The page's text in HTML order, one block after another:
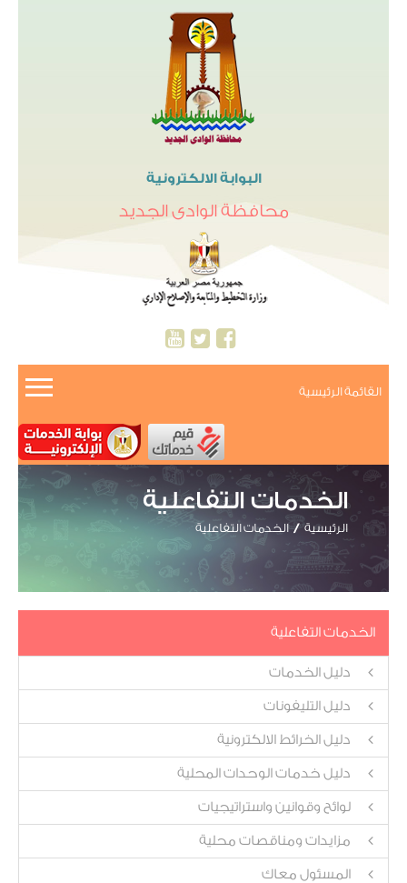
البوابة الالكترونية
محافظة الوادى الجديد
القائمة الرئيسية
الخدمات التفاعلية
الرئيسية الخدمات التفاعلية
الخدمات التفاعلية
دليل الخدمات
دليل التليفونات
دليل الخرائط الالكترونية
دليل خدمات الوحدات المحلية
لوائح وقوانين واستراتيجيات
مزايدات ومناقصات محلية
المسئول معاك